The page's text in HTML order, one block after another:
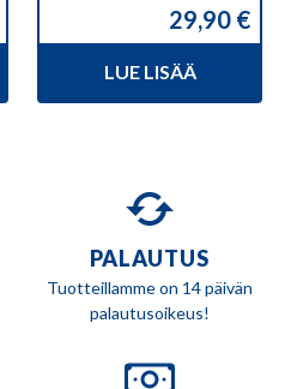
29,90 €
LUE LISÄÄ
PALAUTUS
Tuotteillamme on 14 päivän
palautusoikeus!